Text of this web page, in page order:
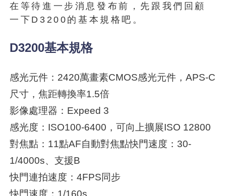
在等待進一步消息發布前，先跟我們回顧
一下D3200的基本規格吧。
D3200基本規格
感光元件：2420萬畫素CMOS感光元件，APS-C
尺寸，焦距轉換率1.5倍
影像處理器：Expeed 3
感光度：ISO100-6400，可向上擴展ISO 12800
對焦點：11點AF自動對焦點快門速度：30-
1/4000s、支援B
快門連拍速度：4FPS同步
快門速度：1/160s